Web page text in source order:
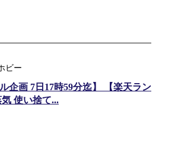
ビー
企画 7日17時59分迄】 【楽天ラン
使い捨て...